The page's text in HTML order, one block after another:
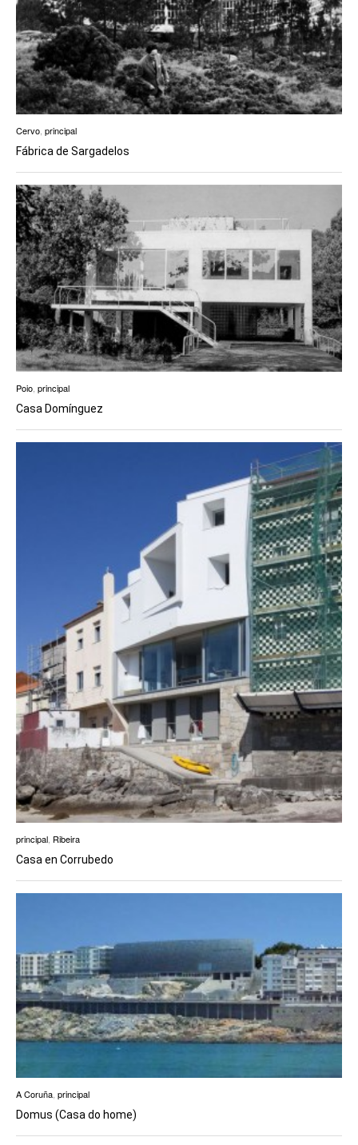
Cervo principal
Fábrica de Sargadelos
Poio principal
Casa Domínguez
principal Ribeira
Casa en Corrubedo
A Coruña principal
Domus (Casa do home)